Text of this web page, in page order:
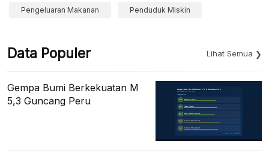
Pengeluaran Makanan Penduduk Miskin
Data Populer Lihat Semua
Gempa Bumi Berkekuatan M
5,3 Guncang Peru